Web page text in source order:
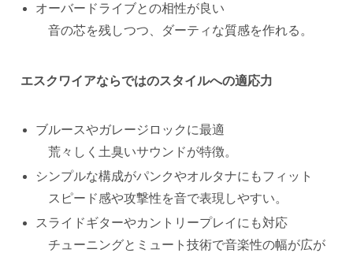
オーバードライブとの相性が良い
音の芯を残しつつ、ダーティな質感を作れる。
エスクワイアならではのスタイルへの適応力
ブルースやガレージロックに最適
荒々しく土臭いサウンドが特徴。
シンプルな構成がパンクやオルタナにもフィット
スピード感や攻撃性を音で表現しやすい。
スライドギターやカントリープレイにも対応
チューニングとミュート技術で音楽性の幅が広が